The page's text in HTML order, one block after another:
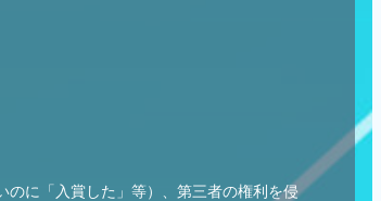
に「入賞した」等）、第三者の権利を侵